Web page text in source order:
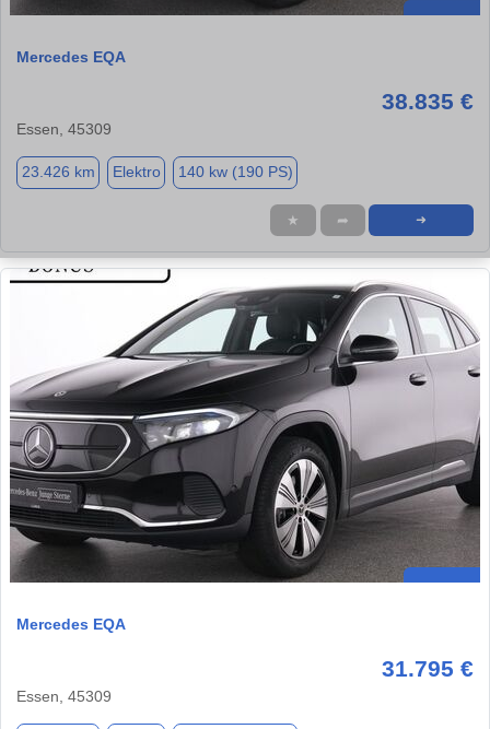
Mercedes EQA
38.835 €
Essen, 45309
23.426 km Elektro 140 kw (190 PS)
★ ➦ ➜
Mercedes EQA
31.795 €
Essen, 45309